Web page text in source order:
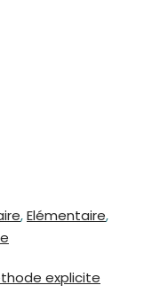
,Elémentaire,
explicite